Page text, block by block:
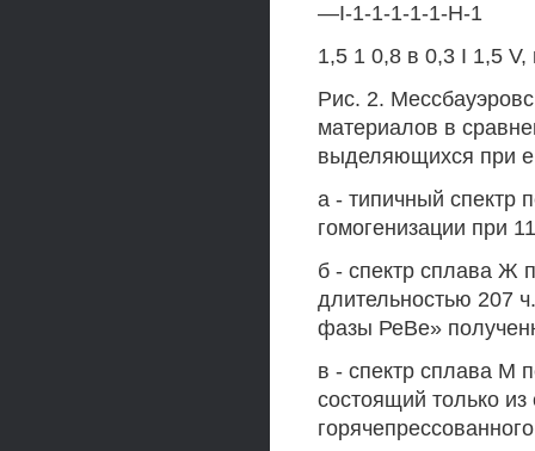
—I-1-1-1-1-1-Н-1
1,5 1 0,8 в 0,3 I 1,5 V,
Рис. 2.
материалов в
выделяющихся при
а - типичный спектр
гомогенизации при
б - спектр сплава Ж
длительностью 207
фазы РеВе»
в - спектр сплава М
состоящий только